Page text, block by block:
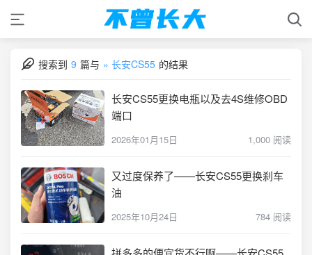
搜索到 9 篇与 » 长安CS55 的结果
长安CS55更换电瓶以及去4S维修OBD
端口
2026年01月15日 1,000 阅读
又过度保养了——长安CS55更换刹车
油
2025年10月24日 784 阅读